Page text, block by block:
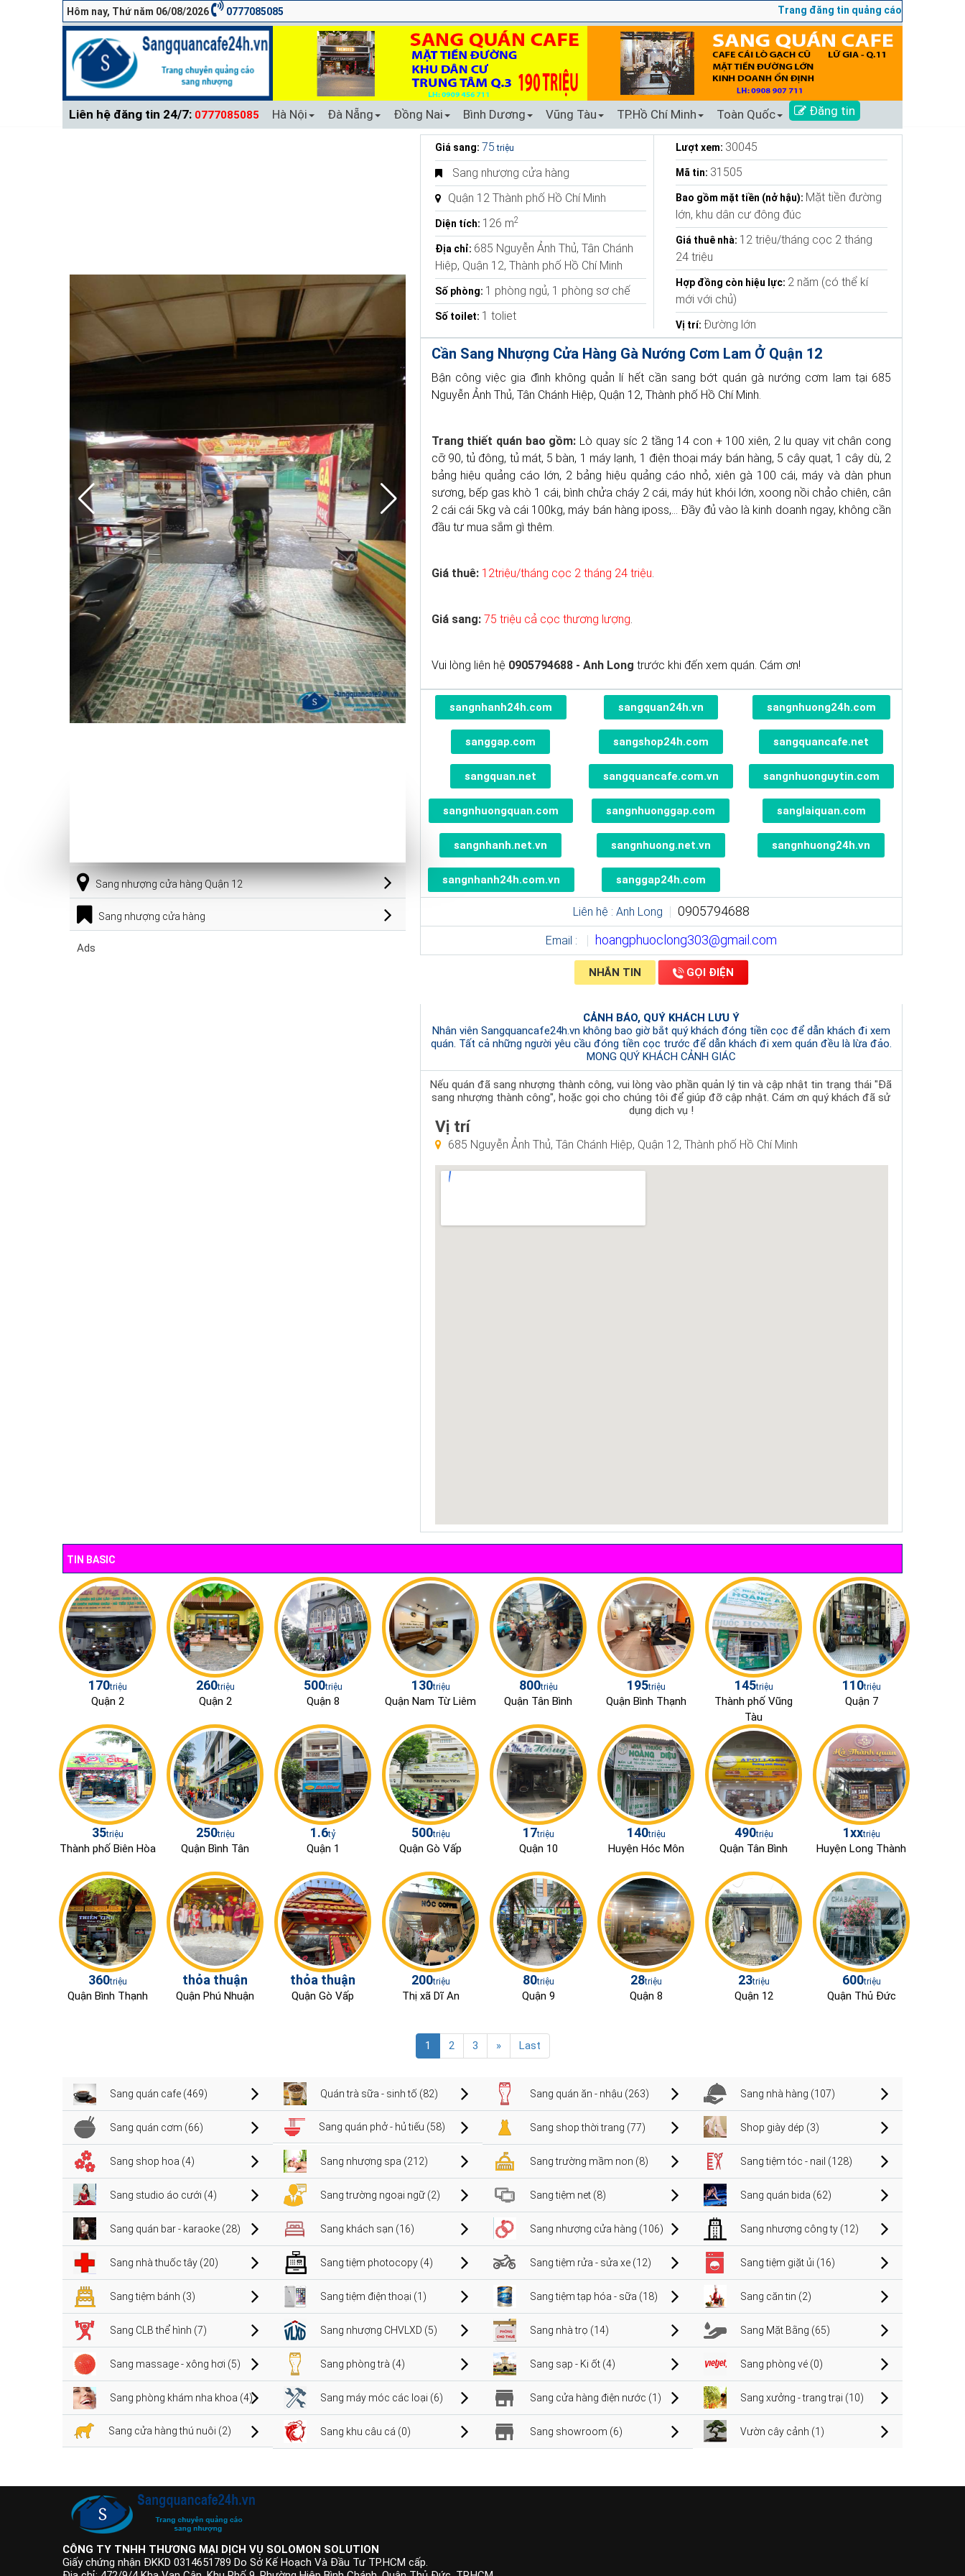
Hôm nay, Thứ năm 06/08/2026 0777085085 Trang đăng tin quảng cáo sang nhượng số 1
Liên hệ đăng tin 24/7: 0777085085 Hà Nội Đà Nẵng Đồng Nai Bình Dương Vũng Tàu TP.Hồ Chí Minh Toàn Quốc Đăng tin
Sang nhượng cửa hàng Quận 12
Sang nhượng cửa hàng
Ads
Giá sang: 75 triệu
Sang nhượng cửa hàng
Quận 12 Thành phố Hồ Chí Minh
Diện tích: 126 m2
Địa chỉ: 685 Nguyễn Ảnh Thủ, Tân Chánh
Hiệp, Quận 12, Thành phố Hồ Chí Minh
Số phòng: 1 phòng ngủ, 1 phòng sơ chế
Số toilet: 1 toliet
Lượt xem: 30045
Mã tin: 31505
Bao gồm mặt tiền (nở hậu): Mặt tiền đường
lớn, khu dân cư đông đúc
Giá thuê nhà: 12 triệu/tháng cọc 2 tháng
24 triệu
Hợp đồng còn hiệu lực: 2 năm (có thể kí
mới với chủ)
Vị trí: Đường lớn
Cần Sang Nhượng Cửa Hàng Gà Nướng Cơm Lam Ở Quận 12
Bận công việc gia đình không quản lí hết cần sang bớt quán gà nướng cơm lam tại 685
Nguyễn Ảnh Thủ, Tân Chánh Hiệp, Quận 12, Thành phố Hồ Chí Minh.
Trang thiết quán bao gồm: Lò quay síc 2 tầng 14 con + 100 xiên, 2 lu quay vịt chân cong
cỡ 90, tủ đông, tủ mát, 5 bàn, 1 máy lạnh, 1 điện thoại máy bán hàng, 5 cây quạt, 1 cây dù, 2
bảng hiệu quảng cáo lớn, 2 bảng hiệu quảng cáo nhỏ, xiên gà 100 cái, máy và dàn phun
sương, bếp gas khò 1 cái, bình chửa cháy 2 cái, máy hút khói lớn, xoong nồi chảo chiên, cân
2 cái cái 5kg và cái 100kg, máy bán hàng iposs,... Đầy đủ vào là kinh doanh ngay, không cần
đầu tư mua sắm gì thêm.
Giá thuê: 12triệu/tháng cọc 2 tháng 24 triệu.
Giá sang: 75 triệu cả cọc thương lượng.
Vui lòng liên hệ 0905794688 - Anh Long trước khi đến xem quán. Cám ơn!
sangnhanh24h.com sangquan24h.vn sangnhuong24h.com
sanggap.com sangshop24h.com sangquancafe.net
sangquan.net sangquancafe.com.vn sangnhuonguytin.com
sangnhuongquan.com sangnhuonggap.com sanglaiquan.com
sangnhanh.net.vn sangnhuong.net.vn sangnhuong24h.vn
sangnhanh24h.com.vn sanggap24h.com
Liên hệ : Anh Long 0905794688
Email : hoangphuoclong303@gmail.com
NHẮN TIN GỌI ĐIỆN
CẢNH BÁO, QUÝ KHÁCH LƯU Ý
Nhân viên Sangquancafe24h.vn không bao giờ bắt quý khách đóng tiền cọc để dẫn khách đi xem
quán. Tất cả những người yêu cầu đóng tiền cọc trước để dẫn khách đi xem quán đều là lừa đảo.
MONG QUÝ KHÁCH CẢNH GIÁC
Nếu quán đã sang nhượng thành công, vui lòng vào phần quản lý tin và cập nhật tin trạng thái "Đã
sang nhượng thành công", hoặc gọi cho chúng tôi để giúp đỡ cập nhật. Cám ơn quý khách đã sử
dụng dịch vụ !
Vị trí
685 Nguyễn Ảnh Thủ, Tân Chánh Hiệp, Quận 12, Thành phố Hồ Chí Minh
TIN BASIC
170triệu
Quận 2
260triệu
Quận 2
500triệu
Quận 8
130triệu
Quận Nam Từ Liêm
800triệu
Quận Tân Bình
195triệu
Quận Bình Thạnh
145triệu
Thành phố Vũng
Tàu
110triệu
Quận 7
35triệu
Thành phố Biên Hòa
250triệu
Quận Bình Tân
1.6tỷ
Quận 1
500triệu
Quận Gò Vấp
17triệu
Quận 10
140triệu
Huyện Hóc Môn
490triệu
Quận Tân Bình
1xxtriệu
Huyện Long Thành
360triệu
Quận Bình Thạnh
thỏa thuận
Quận Phú Nhuận
thỏa thuận
Quận Gò Vấp
200triệu
Thị xã Dĩ An
80triệu
Quận 9
28triệu
Quận 8
23triệu
Quận 12
600triệu
Quận Thủ Đức
1 2 3 » Last
Sang quán cafe (469) Quán trà sữa - sinh tố (82) Sang quán ăn - nhậu (263) Sang nhà hàng (107)
Sang quán cơm (66) Sang quán phở - hủ tiếu (58) Sang shop thời trang (77) Shop giày dép (3)
Sang shop hoa (4) Sang nhượng spa (212) Sang trường mầm non (8) Sang tiệm tóc - nail (128)
Sang studio áo cưới (4) Sang trường ngoại ngữ (2) Sang tiệm net (8) Sang quán bida (62)
Sang quán bar - karaoke (28) Sang khách sạn (16) Sang nhượng cửa hàng (106) Sang nhượng công ty (12)
Sang nhà thuốc tây (20) Sang tiệm photocopy (4) Sang tiệm rửa - sửa xe (12) Sang tiệm giặt ủi (16)
Sang tiệm bánh (3) Sang tiệm điện thoại (1) Sang tiệm tạp hóa - sữa (18) Sang căn tin (2)
Sang CLB thể hình (7) Sang nhượng CHVLXD (5) Sang nhà trọ (14) Sang Mặt Bằng (65)
Sang massage - xông hơi (5) Sang phòng trà (4) Sang sạp - Ki ốt (4) Sang phòng vé (0)
Sang phòng khám nha khoa (4) Sang máy móc các loại (6) Sang cửa hàng điện nước (1) Sang xưởng - trang trại (10)
Sang cửa hàng thú nuôi (2) Sang khu câu cá (0) Sang showroom (6) Vườn cây cảnh (1)
CÔNG TY TNHH THƯƠNG MẠI DỊCH VỤ SOLOMON SOLUTION
Giấy chứng nhận ĐKKD 0314651789 Do Sở Kế Hoạch Và Đầu Tư TP.HCM cấp.